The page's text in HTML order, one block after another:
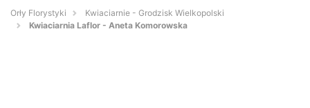
Orły Florystyki
Kwiaciarnie - Grodzisk Wielkopolski
Kwiaciarnia Laflor - Aneta Komorowska